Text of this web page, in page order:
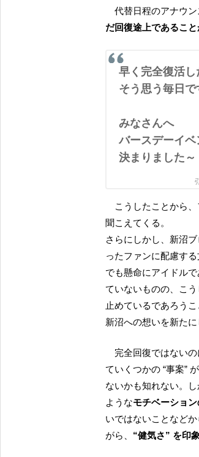
代替日程のアナウ
だ回復途上であるこ
早く完全復活
そう思う毎日で
みなさんへ
バースデーイ
決まりました～
こうしたことから、ファンからは “無理しないで”、”直すことに専念して” と、 新沼を気遣う声も
聞こえてくる。
さらにしかし、新沼
ったファンに配慮す
でも懸命にアイドル
ていないものの、こ
止めているであろう
新沼への想いを新たに
完全回復ではないのに一足先に代替日程が出ることについて、昨今、アイドルの働き方に関連し
ていくつかの “事案”
ないかも知れない。
ようなモチベーショ
いではないことなど
がら、 “健気さ” を印